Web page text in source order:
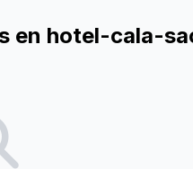
en hotel-cala-